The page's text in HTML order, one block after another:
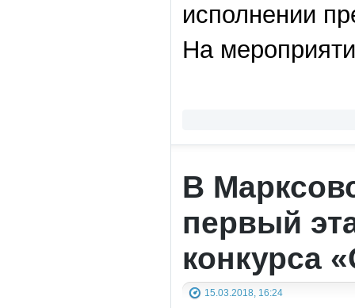
исполнении
На
В
первый
конкурса
15.03.2018, 16:24